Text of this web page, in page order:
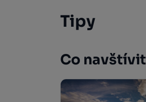
Tipy
Co navštívit